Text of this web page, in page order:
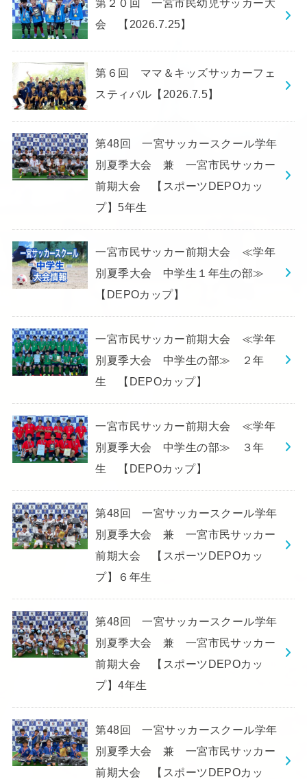
第２０回 一宮市民幼児サッカー大
会 【2026.7.25】
第６回 ママ＆キッズサッカーフェ
スティバル【2026.7.5】
第48回 一宮サッカースクール学年
別夏季大会 兼 一宮市民サッカー
前期大会 【スポーツDEPOカッ
プ】5年生
一宮市民サッカー前期大会 ≪学年
別夏季大会 中学生１年生の部≫
【DEPOカップ】
一宮市民サッカー前期大会 ≪学年
別夏季大会 中学生の部≫ ２年
生 【DEPOカップ】
一宮市民サッカー前期大会 ≪学年
別夏季大会 中学生の部≫ ３年
生 【DEPOカップ】
第48回 一宮サッカースクール学年
別夏季大会 兼 一宮市民サッカー
前期大会 【スポーツDEPOカッ
プ】６年生
第48回 一宮サッカースクール学年
別夏季大会 兼 一宮市民サッカー
前期大会 【スポーツDEPOカッ
プ】4年生
第48回 一宮サッカースクール学年
別夏季大会 兼 一宮市民サッカー
前期大会 【スポーツDEPOカッ